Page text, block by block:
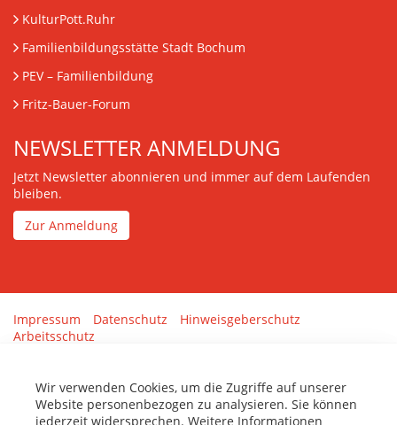
KulturPott.Ruhr
Familienbildungsstätte Stadt Bochum
PEV– Familienbildung
Fritz-Bauer-Forum
NEWSLETTER ANMELDUNG
Jetzt Newsletter abonnieren und immer auf dem Laufenden
bleiben.
Zur Anmeldung
Impressum Datenschutz
Hinweisgeberschutz
Arbeitsschutz
Wir verwenden Cookies, um die Zugriffe auf unserer
Website personenbezogen zu analysieren. Sie können
jederzeit widersprechen. Weitere Informationen